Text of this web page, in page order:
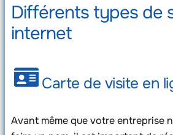
Différents types de
internet
Carte de visite en
Avant même que votre entreprise